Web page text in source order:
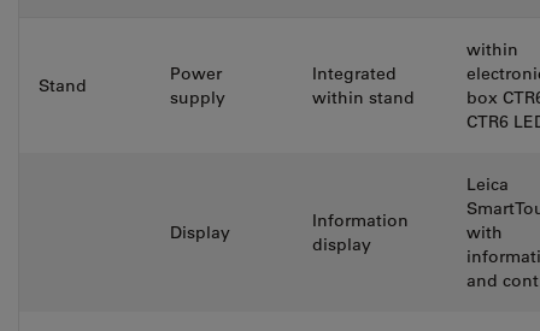
Stand
Power
supply
Integrated
within stand
within
box
CTR6
Display
Information
display
Leica
with
and